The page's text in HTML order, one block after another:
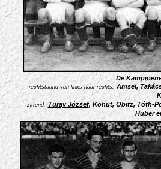
De
rechtstaand van links naar rechts: Amsel,
zittend: Turay József, Kohut, Obitz, Tóth-
Huber